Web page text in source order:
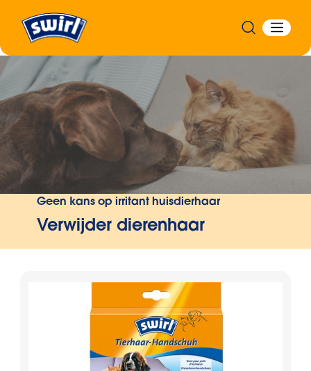
Back
Geen kans op irritant huisdierhaar
Verwijder dierenhaar